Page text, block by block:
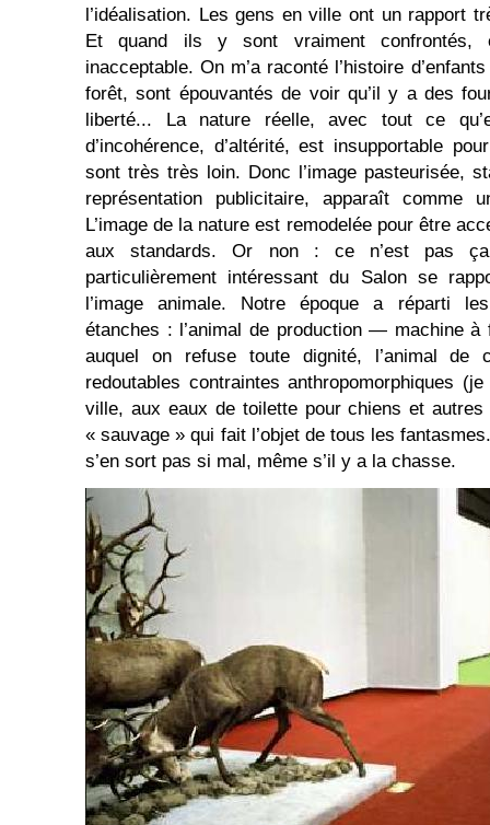
l’idéalisation. Les gens en ville ont un rapport
Et quand ils y sont vraiment confrontés,
inacceptable. On m’a raconté l’histoire
forêt, sont épouvantés de voir qu’il y a des
liberté... La nature réelle, avec tout ce
d’incohérence, d’altérité, est insupportable
sont très très loin. Donc l’image pasteurisée,
représentation publicitaire, apparaît comme
L’image de la nature est remodelée pour être
aux standards. Or non : ce n’est pas
particulièrement intéressant du Salon se
l’image animale. Notre époque a réparti
étanches : l’animal de production — machine
auquel on refuse toute dignité, l’animal de
redoutables contraintes anthropomorphiques
ville, aux eaux de toilette pour chiens et autres
« sauvage » qui fait l’objet de tous les
s’en sort pas si mal, même s’il y a la chasse.